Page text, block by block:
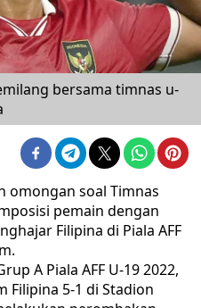
bersama timnas u-
omongan soal Timnas
pemain dengan
Filipina di Piala AFF
A Piala AFF U-19 2022,
Filipina 5-1 di Stadion